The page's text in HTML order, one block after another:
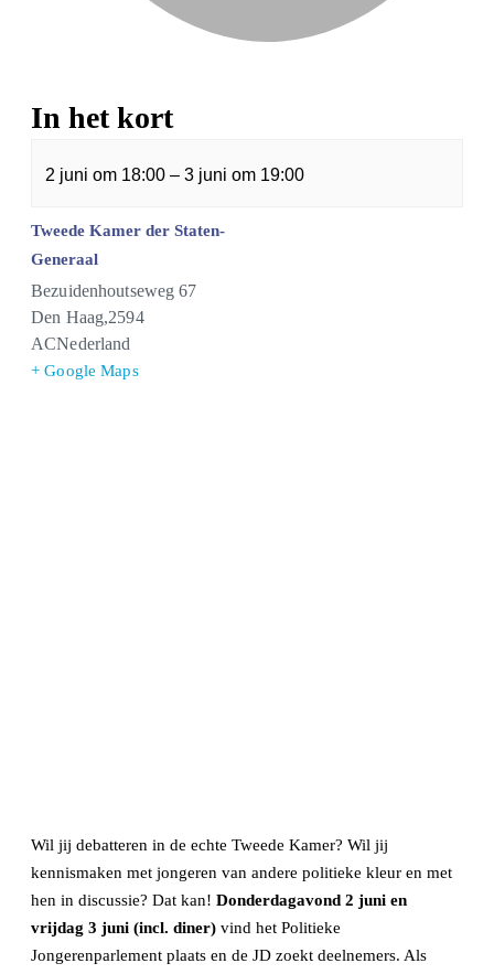
In het kort
2 juni om 18:00 – 3 juni om 19:00
Tweede Kamer der Staten-
Generaal
Bezuidenhoutseweg 67
Den Haag,2594
ACNederland
+ Google Maps
Wil jij debatteren in de echte Tweede Kamer? Wil jij
kennismaken met jongeren van andere politieke kleur en met
hen in discussie? Dat kan! Donderdagavond 2 juni en
vrijdag 3 juni (incl. diner) vind het Politieke
Jongerenparlement plaats en de JD zoekt deelnemers. Als